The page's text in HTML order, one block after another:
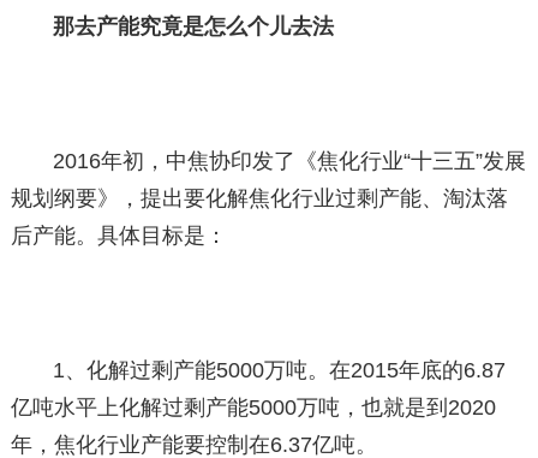
那去产能究竟是怎么个儿去法
2016年初，中焦协印发了《焦化行业“十三五”发展
规划纲要》，提出要化解焦化行业过剩产能、淘汰落
后产能。具体目标是：
1、化解过剩产能5000万吨。在2015年底的6.87
亿吨水平上化解过剩产能5000万吨，也就是到2020
年，焦化行业产能要控制在6.37亿吨。